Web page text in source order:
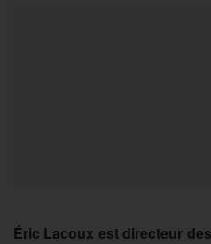
Éric Lacoux est directeur